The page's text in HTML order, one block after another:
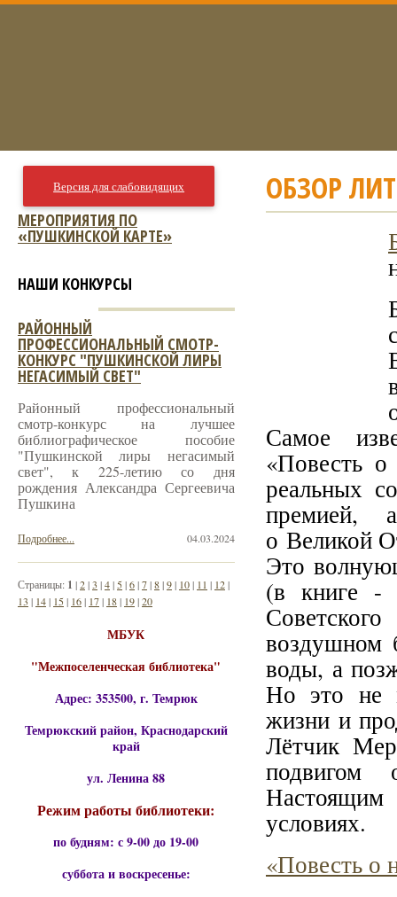
ОБЗОР
Самое
«Повесть о
реальных
премией,
о Великой
Это
(в книге -
воздушном
воды, а
Но это не
жизни и
Лётчик
подвигом
условиях.
«Повесть о
Версия для слабовидящих
МЕРОПРИЯТИЯ ПО
«ПУШКИНСКОЙ КАРТЕ»
НАШИ КОНКУРСЫ
РАЙОННЫЙ
ПРОФЕССИОНАЛЬНЫЙ СМОТР-
КОНКУРС "ПУШКИНСКОЙ ЛИРЫ
НЕГАСИМЫЙ СВЕТ"
Районный профессиональный
смотр-конкурс на лучшее
библиографическое пособие
"Пушкинской лиры негасимый
свет", к 225-летию со дня
рождения Александра Сергеевича
Пушкина
04.03.2024
Подробнее...
Страницы: 1 |2|3 |4| 5|6|7|8|9| 10| 11 | 12|
13 | 14| 15| 16| 17| 18| 19|20
МБУК
"Межпоселенческая библиотека"
Адрес: 353500, г. Темрюк
Темрюкский район, Краснодарский
край
ул. Ленина 88
Режим работы библиотеки:
по будням: с 9-00 до 19-00
суббота и воскресенье: